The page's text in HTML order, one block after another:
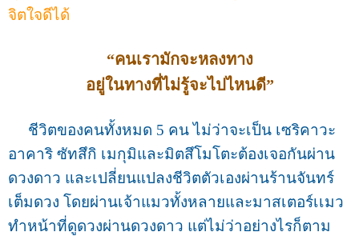
จิตใจดีได้
“คนเรามักจะหลงทาง
อยู่ในทางที่ไม่รู้จะไปไหนดี”
ชีวิตของคนทั้งหมด 5 คน ไม่ว่าจะเป็น เซริคาวะ
อาคาริ ซัทสึกิ เมกุมิและมิตสึโมโตะต้องเจอกันผ่าน
ดวงดาว และเปลี่ยนแปลงชีวิตตัวเองผ่านร้านจันทร์
เต็มดวง โดยผ่านเจ้าแมวทั้งหลายและมาสเตอร์เเมว
ทำหน้าที่ดูดวงผ่านดวงดาว แต่ไม่ว่าอย่างไรก็ตาม